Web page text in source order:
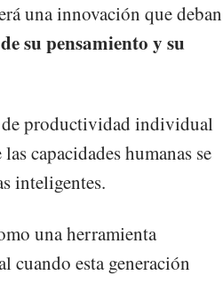
una innovación que deban
su pensamiento y su
de productividad individual
capacidades humanas se
inteligentes.
una herramienta
cuando esta generación